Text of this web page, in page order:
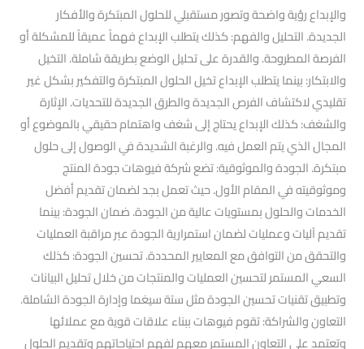
والإبداع رؤية واضحة وتصور مستقبلي للحلول المبتكرة والأفكار
الجديدة. التحليل والفهم: كذلك يتطلب الإبداع فهماً عميقاً للمشكلة أو
الفرصة المطروحة. والقدرة على تحليل الوضع بطريقة شاملة. التخيل
والابتكار: بينما يتطلب الإبداع تخيل الحلول المبتكرة والتفكير بشكل غير
تقليدي لاكتشاف الفرص الجديدة والطرق الجديدة للتحديات. الإثارة
والشغف: كذلك الإبداع يحتاج إلى شغف واهتمام حقيقي بالموضوع أو
المجال الذي يتم العمل فيه. والرغبة الشديدة في الوصول إلى حلول
مبتكرة. الجودة والموثوقية: تضع شركة فيوهات جودة المنتج
وموثوقيته في المقام الأول. حيث تعمل بجد لضمان تقديم أفضل
الخدمات والحلول بمستويات عالية من الجودة. ضمان الجودة: بينما
تقديم آليات وعمليات لضمان استمرارية الجودة عبر مراقبة العمليات
والتحقق من التوافق مع المعايير المحددة. تحسين الجودة: كذلك
السعي المستمر لتحسين العمليات والمنتجات من خلال تحليل البيانات
وتطبيق تقنيات تحسين الجودة مثل ستة سيغما وإدارة الجودة الشاملة.
التعاون والشراكة: تقوم فيوهات ببناء علاقات قوية مع عملائها
وتعتمد على التعاون المستمر معهم لفهم احتياجاتهم وتقديم الحلول